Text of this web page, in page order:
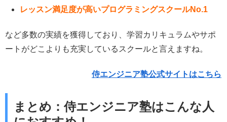
レッスン満足度が高いプログラミングスクールNo.1
など多数の実績を獲得しており、学習カリキュラムやサポ
ートがどこよりも充実しているスクールと言えますね。
侍エンジニア塾公式サイトはこちら
まとめ：侍エンジニア塾はこんな人